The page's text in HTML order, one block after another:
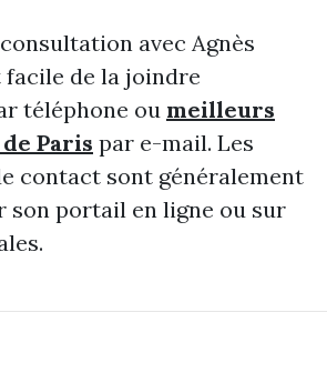
avec Agnès
de la joindre
téléphone ou meilleurs
Paris par e-mail. Les
contact sont généralement
son portail en ligne ou sur